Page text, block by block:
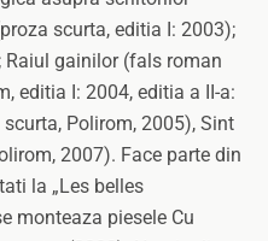
scurta, editia I: 2003);
Raiul gainilor (fals roman
editia I: 2004, editia a II-a:
Polirom, 2005), Sint
2007). Face parte din
la „Les belles
monteaza piesele Cu